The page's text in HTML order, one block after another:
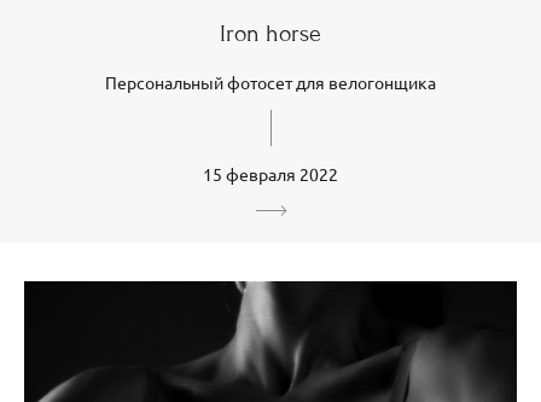
Iron horse
Персональный фотосет для велогонщика
15 февраля 2022